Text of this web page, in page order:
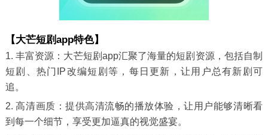
【大芒短剧app特色】
1. 丰富资源：大芒短剧app汇聚了海量的短剧资源，包括自制
短剧、热门IP改编短剧等，每日更新，让用户总有新剧可
追。
2. 高清画质：提供高清流畅的播放体验，让用户能够清晰看
到每一个细节，享受更加逼真的视觉盛宴。